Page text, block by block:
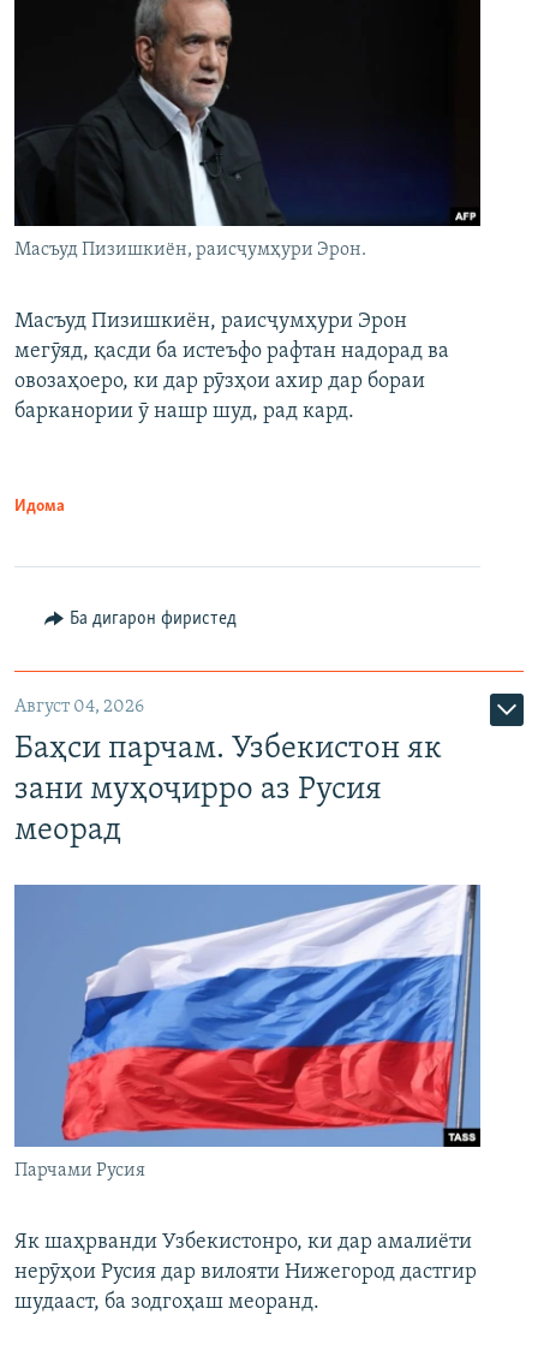
Масъуд Пизишкиён, раисҷумҳури Эрон.
Масъуд Пизишкиён, раисҷумҳури Эрон
мегӯяд, қасди ба истеъфо рафтан надорад ва
овозаҳоеро, ки дар рӯзҳои ахир дар бораи
барканории ӯ нашр шуд, рад кард.
Идома
Ба дигарон фиристед
Август 04, 2026
Баҳси парчам. Узбекистон як
зани муҳоҷирро аз Русия
меорад
Парчами Русия
Як шаҳрванди Узбекистонро, ки дар амалиёти
нерӯҳои Русия дар вилояти Нижегород дастгир
шудааст, ба зодгоҳаш меоранд.